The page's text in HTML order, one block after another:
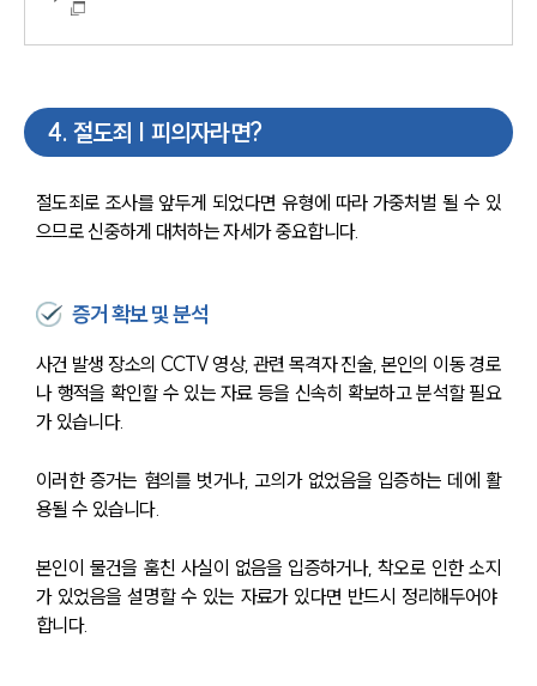
4. 절도죄 | 피의자라면?
절도죄로 조사를 앞두게 되었다면 유형에 따라 가중처벌 될 수 있
으므로 신중하게 대처하는 자세가 중요합니다.
증거 확보 및 분석
사건 발생 장소의 CCTV 영상, 관련 목격자 진술, 본인의 이동 경로
나 행적을 확인할 수 있는 자료 등을 신속히 확보하고 분석할 필요
가 있습니다.
이러한 증거는 혐의를 벗거나, 고의가 없었음을 입증하는 데에 활
용될 수 있습니다.
본인이 물건을 훔친 사실이 없음을 입증하거나, 착오로 인한 소지
가 있었음을 설명할 수 있는 자료가 있다면 반드시 정리해두어야
합니다.